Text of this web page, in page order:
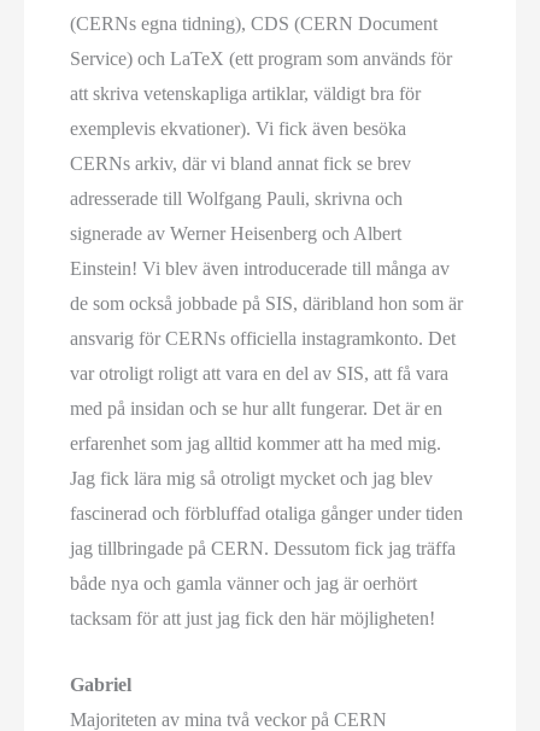
(CERNs egna tidning), CDS (CERN Document
Service) och LaTeX (ett program som används för
att skriva vetenskapliga artiklar, väldigt bra för
exemplevis ekvationer). Vi fick även besöka
CERNs arkiv, där vi bland annat fick se brev
adresserade till Wolfgang Pauli, skrivna och
signerade av Werner Heisenberg och Albert
Einstein! Vi blev även introducerade till många av
de som också jobbade på SIS, däribland hon som är
ansvarig för CERNs officiella instagramkonto. Det
var otroligt roligt att vara en del av SIS, att få vara
med på insidan och se hur allt fungerar. Det är en
erfarenhet som jag alltid kommer att ha med mig.
Jag fick lära mig så otroligt mycket och jag blev
fascinerad och förbluffad otaliga gånger under tiden
jag tillbringade på CERN. Dessutom fick jag träffa
både nya och gamla vänner och jag är oerhört
tacksam för att just jag fick den här möjligheten!
Gabriel
Majoriteten av mina två veckor på CERN